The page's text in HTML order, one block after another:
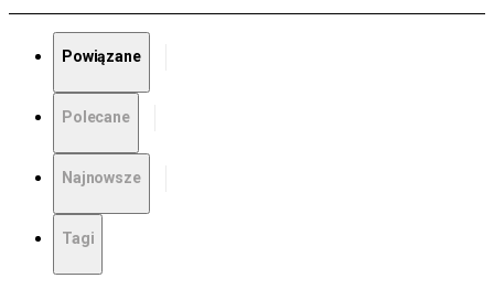
Powiązane
Polecane
Najnowsze
Tagi